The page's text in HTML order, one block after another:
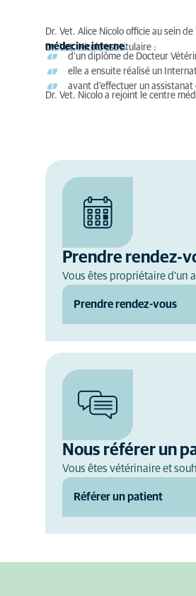
Dr. Vet. Alice Nicolo officie au sein
médecine interne.
Dr. Vet. Nicolo est titulaire :
d'un diplôme de Docteur
elle a ensuite réalisé un
avant d'effectuer un
Dr. Vet. Nicolo a rejoint le centre
Prendre rendez-
Vous êtes propriétaire d'un
Prendre rendez-vous
Nous référer un
Vous êtes vétérinaire et
Référer un patient